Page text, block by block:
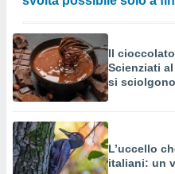
Il
Scienziati
si
L’uccello
italiani: un